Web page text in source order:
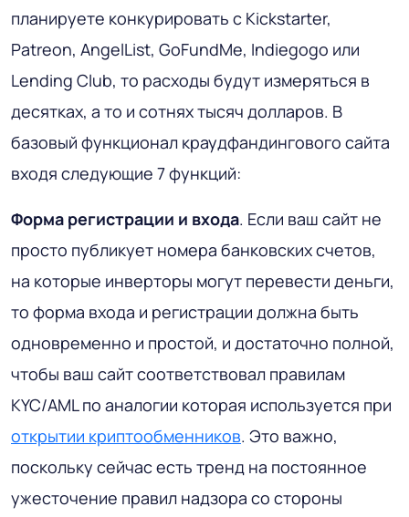
планируете конкурировать с Kickstarter,
Patreon, AngelList, GoFundMe, Indiegogo или
Lending Club, то расходы будут измеряться в
десятках, а то и сотнях тысяч долларов. В
базовый функционал краудфандингового сайта
входя следующие 7 функций:
Форма регистрации и входа. Если ваш сайт не
просто публикует номера банковских счетов,
на которые инверторы могут перевести деньги,
то форма входа и регистрации должна быть
одновременно и простой, и достаточно полной,
чтобы ваш сайт соответствовал правилам
KYC/AML по аналогии которая используется при
открытии криптообменников. Это важно,
поскольку сейчас есть тренд на постоянное
ужесточение правил надзора со стороны